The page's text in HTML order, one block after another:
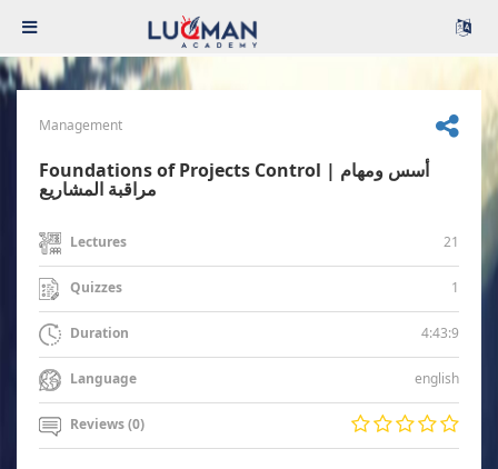
Management
Foundations of Projects Control | أسس ومهام
مراقبة المشاريع
Lectures 21
Quizzes 1
Duration 4:43:9
Language english
Reviews (0)